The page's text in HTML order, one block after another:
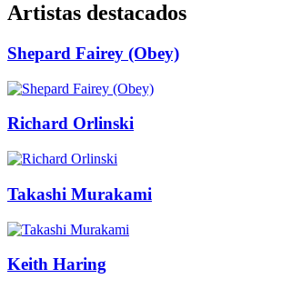
Artistas destacados
Shepard Fairey (Obey)
Richard Orlinski
Takashi Murakami
Keith Haring